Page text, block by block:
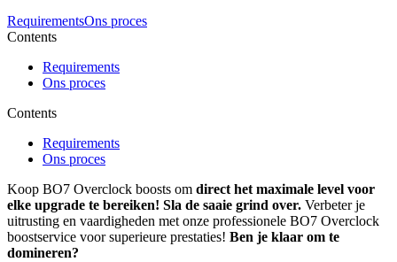
RequirementsOns proces
Contents
Requirements
Ons proces
Contents
Requirements
Ons proces
Koop BO7 Overclock boosts om direct het maximale level voor
elke upgrade te bereiken! Sla de saaie grind over. Verbeter je
uitrusting en vaardigheden met onze professionele BO7 Overclock
boostservice voor superieure prestaties! Ben je klaar om te
domineren?